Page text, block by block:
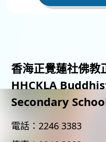
香海正覺蓮社佛教
HHCKLA
Secondary
電話： 2246 3383